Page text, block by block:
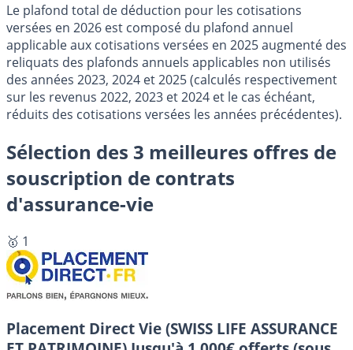
Le plafond total de déduction pour les cotisations
versées en 2026 est composé du plafond annuel
applicable aux cotisations versées en 2025 augmenté des
reliquats des plafonds annuels applicables non utilisés
des années 2023, 2024 et 2025 (calculés respectivement
sur les revenus 2022, 2023 et 2024 et le cas échéant,
réduits des cotisations versées les années précédentes).
Sélection des 3 meilleures offres de
souscription de contrats
d'assurance-vie
🥇 1
Placement Direct Vie (SWISS LIFE ASSURANCE